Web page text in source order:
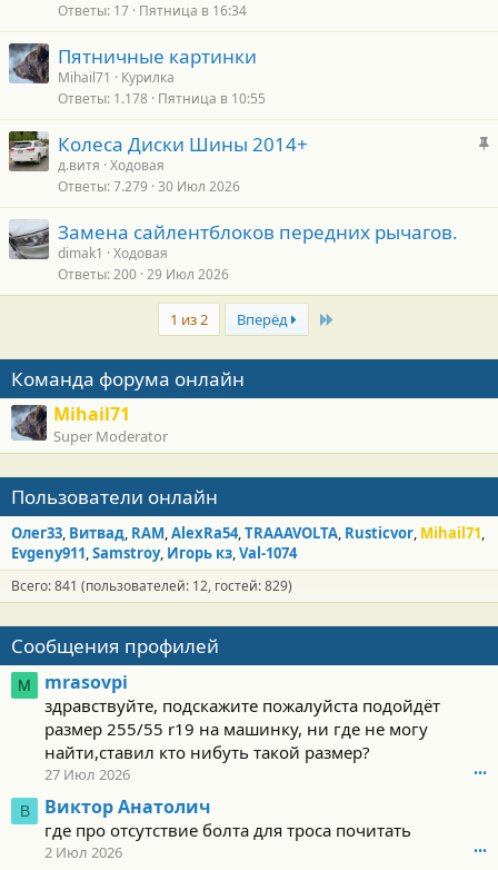
Ответы 17 Пятница в 16:34
Пятничные картинки
Mihail71
Курилка
Ответы 1.178 Пятница в 10:55
З
р
Колеса Диски Шины 2014+
д.витя Ходовая
Ответы 7.279 30 Июл 2026
Замена сайлентблоков передних рычагов.
dimak1
Ходовая
Ответы 200 29 Июл 2026
1 из 2 Вперёд Last
Команда форума онлайн
Mihail71
Super Moderator
Пользователи онлайн
Олег33 Витвад RAM AlexRa54 TRAAAVOLTA Rusticvor Mihail71
Evgeny911 Samstroy Игорь кз Val-1074
Всего: 841 (пользователей: 12, гостей: 829)
Сообщения профилей
M mrasovpi
здравствуйте, подскажите пожалуйста подойдёт
размер 255/55 r19 на машинку, ни где не могу
найти,ставил кто нибуть такой размер?
27 Июл 2026 •••
В Виктор Анатолич
где про отсутствие болта для троса почитать
2 Июл 2026 •••